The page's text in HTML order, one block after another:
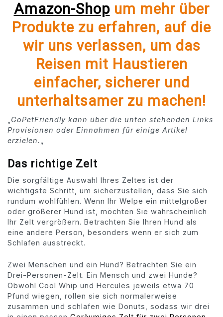
Amazon-Shopum mehr über
Produkte zu erfahren, auf die
wir uns verlassen, um das
Reisen mit Haustieren
einfacher, sicherer und
unterhaltsamer zu machen!
GoPetFriendly kann über die unten stehenden Links
Provisionen oder Einnahmen für einige Artikel
erzielen.
Das richtige Zelt
Die sorgfältige Auswahl Ihres Zeltes ist der
wichtigste Schritt, um sicherzustellen, dass Sie sich
rundum wohlfühlen. Wenn Ihr Welpe ein mittelgroßer
oder größerer Hund ist, möchten Sie wahrscheinlich
Ihr Zelt vergrößern. Betrachten Sie Ihren Hund als
eine andere Person, besonders wenn er sich zum
Schlafen ausstreckt.
Zwei Menschen und ein Hund? Betrachten Sie ein
Drei-Personen-Zelt. Ein Mensch und zwei Hunde?
Obwohl Cool Whip und Hercules jeweils etwa 70
Pfund wiegen, rollen sie sich normalerweise
zusammen und schlafen wie Donuts, sodass wir drei